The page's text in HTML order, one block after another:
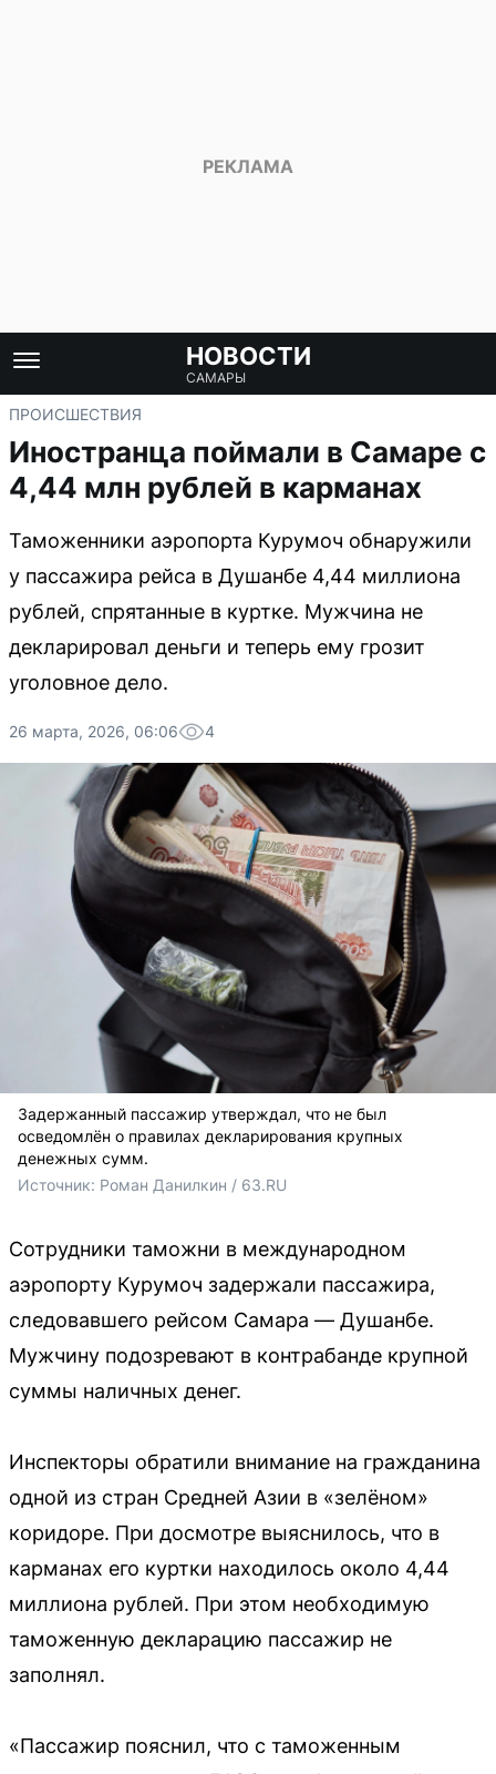
НОВОСТИ
САМАРЫ
ПРОИСШЕСТВИЯ
Иностранца поймали в Самаре с
4,44 млн рублей в карманах
Таможенники аэропорта Курумоч обнаружили
у пассажира рейса в Душанбе 4,44 миллиона
рублей, спрятанные в куртке. Мужчина не
декларировал деньги и теперь ему грозит
уголовное дело.
26 марта, 2026, 06:06 4
Задержанный пассажир утверждал, что не был
осведомлён о правилах декларирования крупных
денежных сумм.
Источник: Роман Данилкин / 63.RU
Сотрудники таможни в международном
аэропорту Курумоч задержали пассажира,
следовавшего рейсом Самара — Душанбе.
Мужчину подозревают в контрабанде крупной
суммы наличных денег.
Инспекторы обратили внимание на гражданина
одной из стран Средней Азии в «зелёном»
коридоре. При досмотре выяснилось, что в
карманах его куртки находилось около 4,44
миллиона рублей. При этом необходимую
таможенную декларацию пассажир не
заполнял.
«Пассажир пояснил, что с таможенным